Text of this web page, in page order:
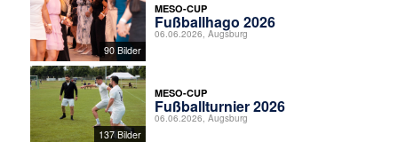
90 Bilder
MESO-CUP
Fußballhago 2026
06.06.2026, Augsburg
137 Bilder
MESO-CUP
Fußballturnier 2026
06.06.2026, Augsburg